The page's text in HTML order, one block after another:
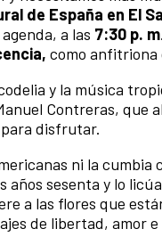
de España en El
a las 7:30 p. m
como anfitriona
y la música
Contreras, que
disfrutar.
ni la cumbia
años sesenta y lo
a las flores que
de libertad, amor